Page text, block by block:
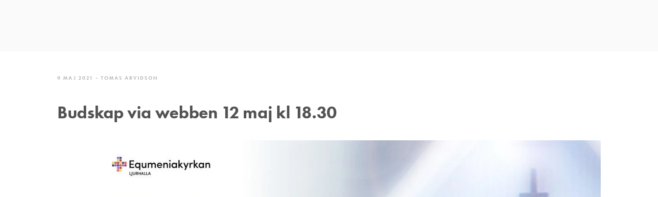
Budskap via webben 12 maj kl 18.30
TOMAS ARVIDSON
9 MAJ 2021